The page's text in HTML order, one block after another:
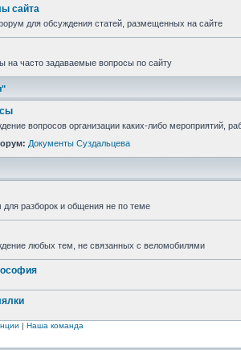
сайта
для обсуждения статей, размещенных на сайте
на часто задаваемые вопросы по сайту
вопросов организации каких-либо мероприятий,
Документы Суздальцева
разборок и общения не по теме
любых тем, не связанных с веломобилями
| Наша команда